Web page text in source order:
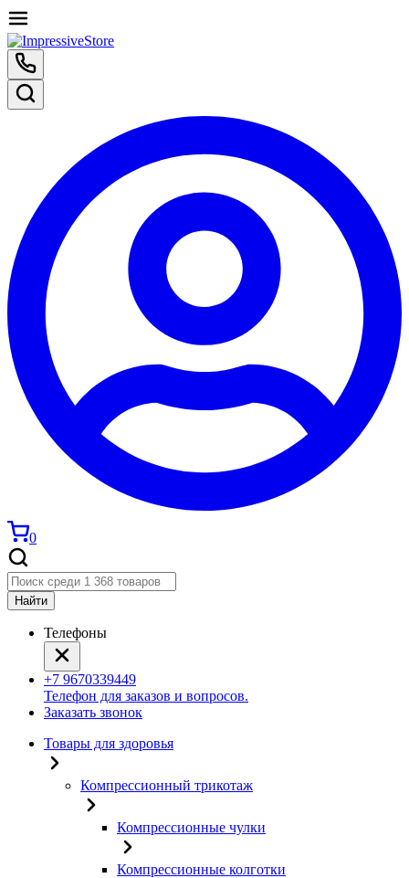
0
Найти
Телефоны
+7 9670339449
Телефон для заказов и вопросов.
Заказать звонок
Товары для здоровья
Компрессионный трикотаж
Компрессионные чулки
Компрессионные колготки